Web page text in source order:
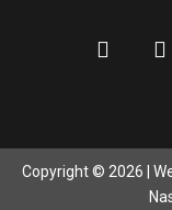
Copyright © 2026 |